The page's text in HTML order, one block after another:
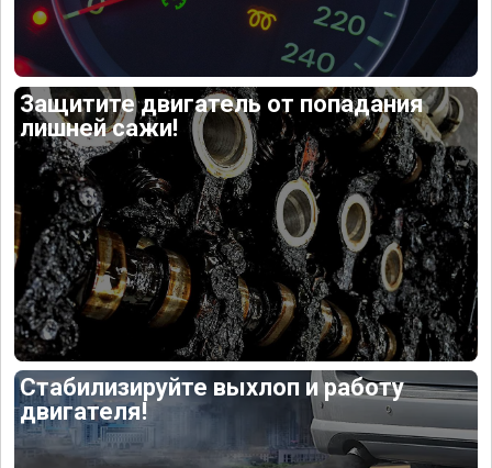
Защитите двигатель от попадания
лишней сажи!
Стабилизируйте выхлоп и работу
двигателя!